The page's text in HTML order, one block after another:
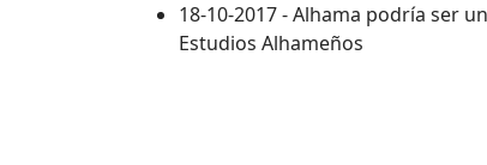
18-10-2017 - Alhama podría ser
Estudios Alhameños